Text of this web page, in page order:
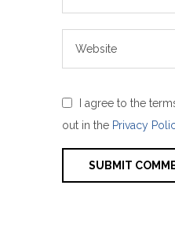
I agree to the
out in the Privacy